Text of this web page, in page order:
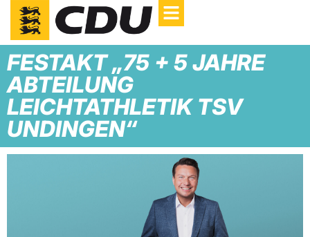
FESTAKT „75 + 5 JAHRE
ABTEILUNG
LEICHTATHLETIK TSV
UNDINGEN“